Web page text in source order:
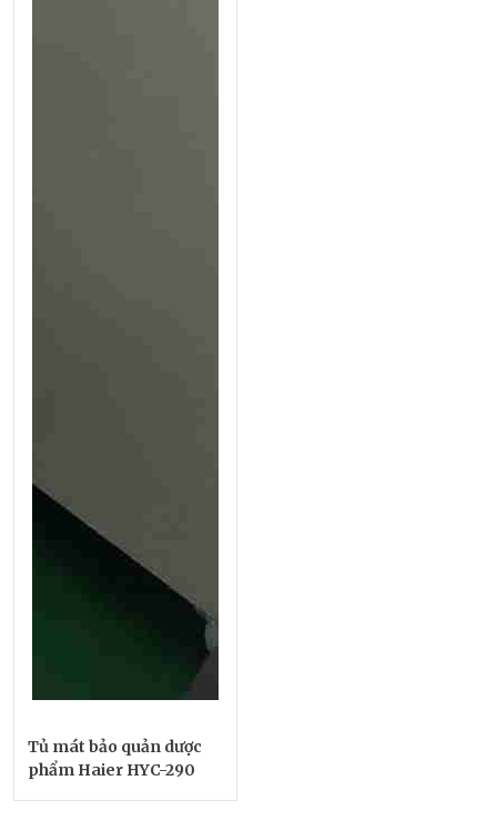
Tủ mát bảo quản dược
phẩm Haier HYC-290